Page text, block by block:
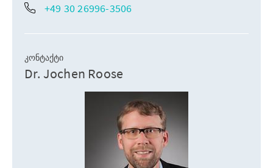
+49 30 26996-3506
ᲙᲝᲜᲢᲐᲥᲢᲘ
Dr. Jochen Roose